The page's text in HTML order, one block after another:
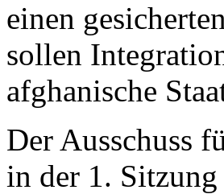
einen
sollen
afghanische
Der Ausschuss
in der 1.